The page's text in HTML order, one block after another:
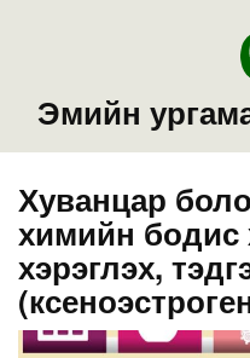
Эмийн
Хуванцар
химийн бодис
хэрэглэх,